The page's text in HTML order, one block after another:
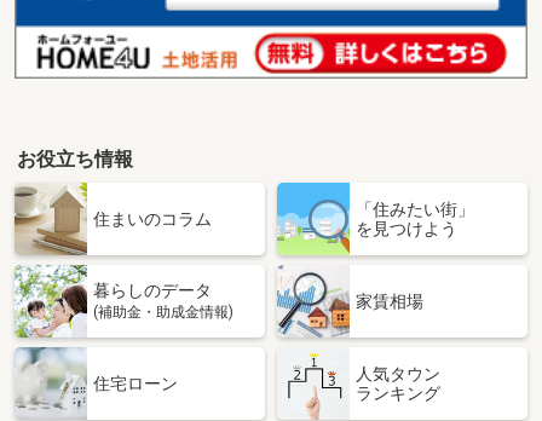
お役立ち情報
住まいのコラム
「住みたい街」
を見つけよう
暮らしのデータ
(補助金・助成金情報)
家賃相場
住宅ローン
人気タウン
ランキング